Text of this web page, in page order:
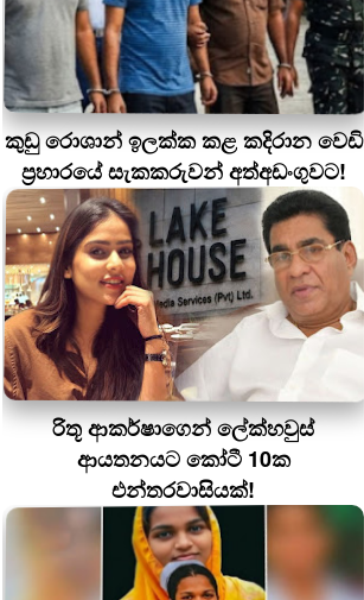
කුඩු රොශාන් ඉලක්ක කළ කදිරාන වෙඩි
ප්‍රහාරයේ සැකකරුවන් අත්අඩංගුවට!
රිතූ ආකර්ෂාගෙන් ලේක්හවුස්
ආයතනයට කෝටී 10ක
එන්තරවාසියක්!